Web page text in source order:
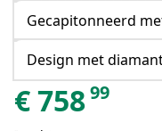
Gecapitonneerd
Design met
€75899